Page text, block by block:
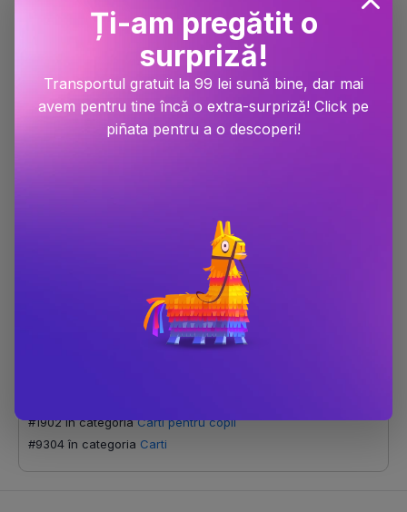
Tea si Cameleon sunt frati
Dimensiune 225x325
44
9786069677483
#1902 în categoria Carti pentru copii
#9304 în categoria Carti
Ți-am pregătit o
surpriză!
Transportul gratuit la 99 lei sună bine, dar mai
avem pentru tine încă o extra-surpriză! Click pe
piñata pentru a o descoperi!